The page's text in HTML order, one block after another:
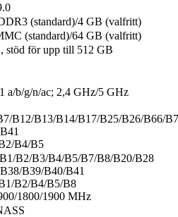
(standard)/4 GB (valfritt)
(standard)/64 GB (valfritt)
stöd för upp till 512 GB
a/b/g/n/ac; 2,4 GHz/5 GHz
B12/B13/B14/B17/B25/B26/B66/
B4/B5
B2/B3/B4/B5/B7/B8/B20/B28
B39/B40/B41
B2/B4/B5/B8
1800/1900 MHz